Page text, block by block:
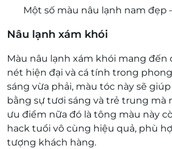
Một số màu nâu lạnh nam đẹp
Nâu lạnh xám khói
Màu nâu lạnh xám khói mang đến
nét hiện đại và cá tính trong
sáng vừa phải, màu tóc này sẽ
bằng sự tươi sáng và trẻ trung mà
ưu điểm nữa đó là tông màu này
hack tuổi vô cùng hiệu quả, phù
tượng khách hàng.